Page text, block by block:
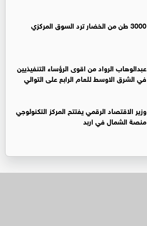
3000 طن من الخضار ترد السوق المركزي
عبدالوهاب الرواد من اقوى الرؤساء التنفيذيين
في الشرق الاوسط للعام الرابع على التوالي
وزير الاقتصاد الرقمي يفتتح المركز التكنولوجي
منصة الشمال في اربد